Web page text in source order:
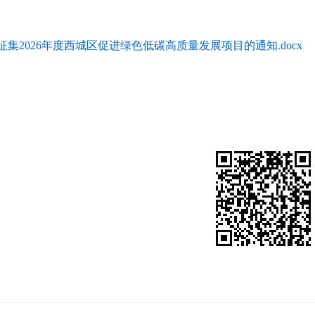
集2026年度西城区促进绿色低碳高质量发展项目的通知.docx